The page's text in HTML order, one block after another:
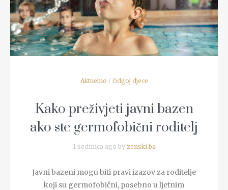
Aktuelno / Odgoj djece
Kako preživjeti javni bazen
ako ste germofobični roditelj
1 sedmica ago by zenski.ba
Javni bazeni mogu biti pravi izazov za roditelje
koji su germofobični, posebno u ljetnim